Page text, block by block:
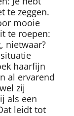
te zeggen.
mooie
te roepen:
nietwaar?
haarfijn
al ervarend
zij
als een
leidt tot